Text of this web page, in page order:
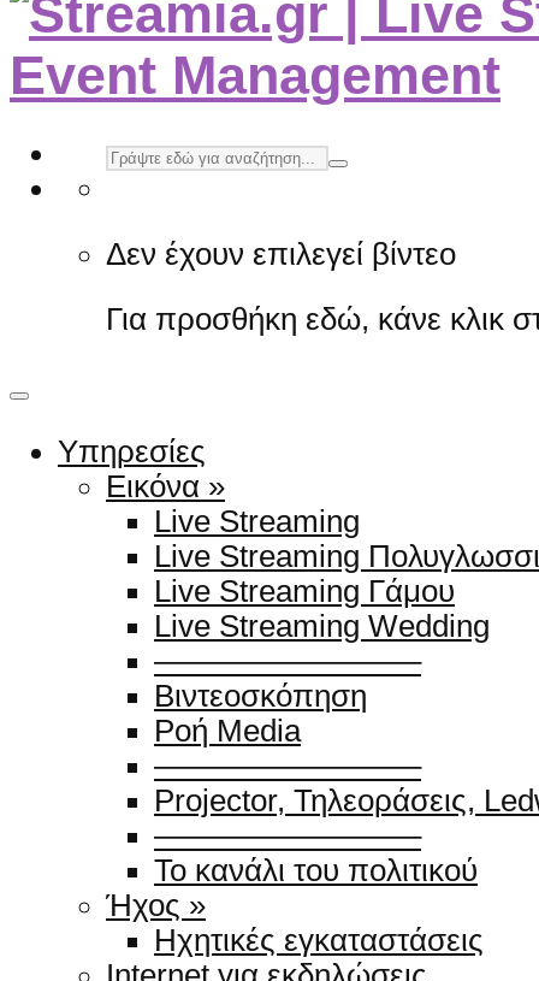
Δεν έχουν επιλεγεί βίντεο
Για προσθήκη εδώ, κάνε κλικ
Υπηρεσίες
Εικόνα »
Live Streaming
Live Streaming
Live Streaming Γάμου
Live Streaming Wedding
————————–
Βιντεοσκόπηση
Ροή Media
————————–
Projector, Τηλεοράσεις,
————————–
Το κανάλι του πολιτικού
Ήχος »
Ηχητικές εγκαταστάσεις